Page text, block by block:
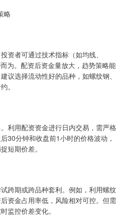
略
资者可通过技术指标（如均线、
为。配资后资金量放大，趋势策略能
议选择流动性好的品种，如螺纹钢、
。
利用配资资金进行日内交易，需严格
30分钟和收盘前1小时的价格波动，
短期价差。
跨期或跨品种套利。例如，利用螺纹
资金占用率低，风险相对可控。但需
监控价差变化。